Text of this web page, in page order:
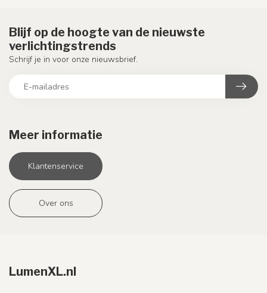
Meer informatie
Klantenservice
Over ons
Blijf op de hoogte van de nieuwste
verlichtingstrends
Schrijf je in voor onze nieuwsbrief.
LumenXL.nl